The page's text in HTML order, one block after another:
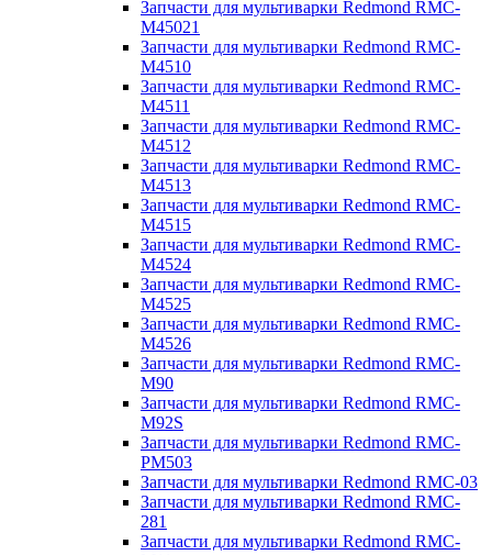
Запчасти для мультиварки Redmond RMC-
M45021
Запчасти для мультиварки Redmond RMC-
M4510
Запчасти для мультиварки Redmond RMC-
M4511
Запчасти для мультиварки Redmond RMC-
M4512
Запчасти для мультиварки Redmond RMC-
M4513
Запчасти для мультиварки Redmond RMC-
M4515
Запчасти для мультиварки Redmond RMC-
M4524
Запчасти для мультиварки Redmond RMC-
M4525
Запчасти для мультиварки Redmond RMC-
M4526
Запчасти для мультиварки Redmond RMC-
M90
Запчасти для мультиварки Redmond RMC-
M92S
Запчасти для мультиварки Redmond RMC-
PM503
Запчасти для мультиварки Redmond RMC-03
Запчасти для мультиварки Redmond RMC-
281
Запчасти для мультиварки Redmond RMC-